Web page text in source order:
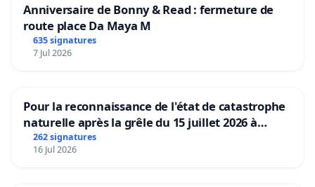
Anniversaire de Bonny & Read : fermeture de
route place Da Maya M
635 signatures
7 Jul 2026
Pour la reconnaissance de l'état de catastrophe
naturelle après la grêle du 15 juillet 2026 à
Aubenas et ses alentours
262 signatures
16 Jul 2026